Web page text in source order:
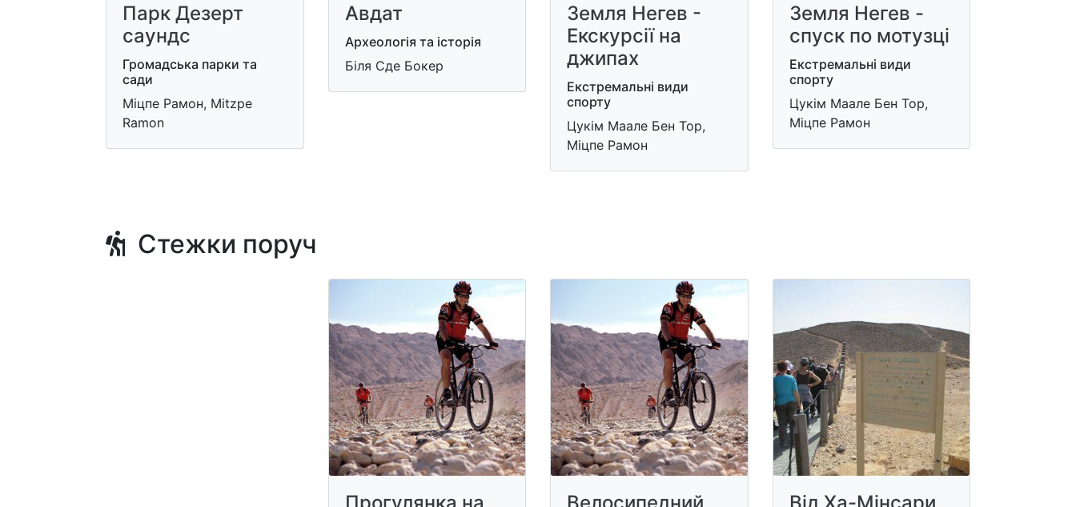
Парк Дезерт
саундс
Громадська парки та
сади
Міцпе Рамон, Mitzpe
Ramon
Авдат
Археологія та історія
Біля Сде Бокер
Земля Негев -
Екскурсії на
джипах
Екстремальні види
спорту
Цукім Маале Бен Тор,
Міцпе Рамон
Земля Негев -
спуск по мотузці
Екстремальні види
спорту
Цукім Маале Бен Тор,
Міцпе Рамон
Стежки поруч